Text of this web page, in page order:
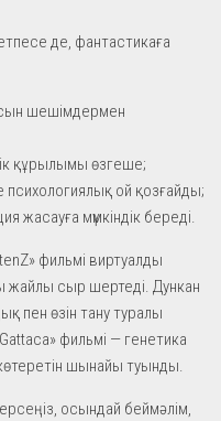
де, фантастикаға
шешімдермен
құрылымы өзгеше;
ой қозғайды;
жасауға мүмкіндік береді.
фильмі виртуалды
сыр шертеді. Дункан
пен өзін тану туралы
фильмі — генетика
шынайы туынды.
осындай беймәлім,